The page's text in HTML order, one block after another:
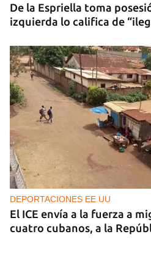
De la Espriella toma
izquierda lo califica de
DEPORTACIONES EE UU
El ICE envía a la fuerza a
cuatro cubanos, a la